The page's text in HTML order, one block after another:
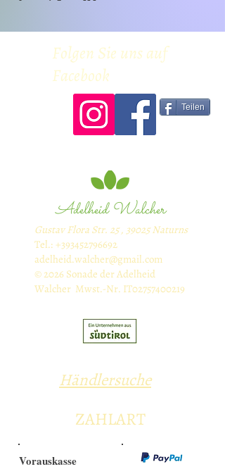
Folgen Sie uns auf
Facebook
Teilen
Adelheid Walcher
Gustav Flora Str. 25 , 39025 Naturns
Tel.: +393452796692
adelheid.walcher@gmail.com
© 2026 Sonade der Adelheid
Walcher Mwst.-Nr. IT02757400219
Händlersuche
ZAHLART
Vorauskasse